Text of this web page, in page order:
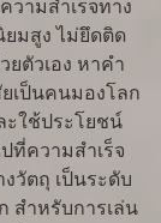
วามสำเร็จทาง
ยมสูง ไม่ยึดติด
ตัวเอง หาคำ
เป็นคนมองโลก
ใช้ประโยชน์
ที่ความสำเร็จ
วัตถุ เป็นระดับ
สำหรับการเล่น